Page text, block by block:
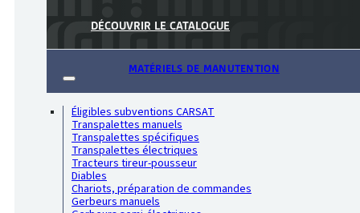
DÉCOUVRIR LE CATALOGUE
MATÉRIELS DE MANUTENTION
Éligibles subventions CARSAT
Transpalettes manuels
Transpalettes spécifiques
Transpalettes électriques
Tracteurs tireur-pousseur
Diables
Chariots, préparation de commandes
Gerbeurs manuels